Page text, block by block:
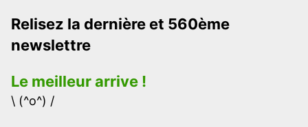
Relisez la dernière et 560ème
newslettre
Le meilleur arrive !
\ (^o^) /